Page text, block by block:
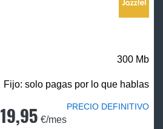
300 Mb
Fijo: solo pagas por lo que hablas
19,95 €/mes
PRECIO DEFINITIVO